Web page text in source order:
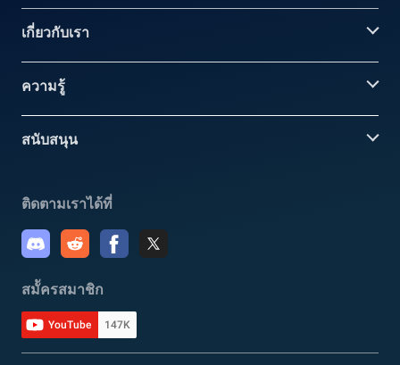
เกี่ยวกับเรา
ความรู้
สนับสนุน
ติดตามเราได้ที่
สมััครสมาชิก
YouTube 147K